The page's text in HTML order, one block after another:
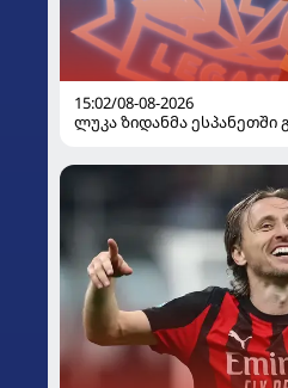
15:02/08-08-2026
ლუკა ზიდანმა ესპანეთში